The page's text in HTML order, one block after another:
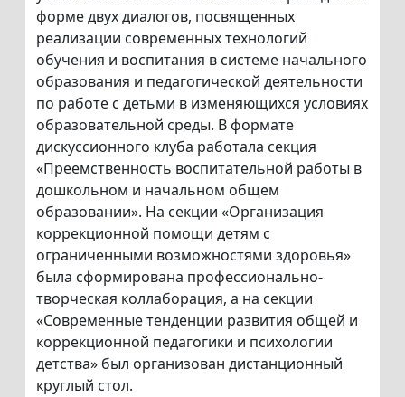
форме двух диалогов, посвященных
реализации современных технологий
обучения и воспитания в системе начального
образования и педагогической деятельности
по работе с детьми в изменяющихся условиях
образовательной среды. В формате
дискуссионного клуба работала секция
«Преемственность воспитательной работы в
дошкольном и начальном общем
образовании». На секции «Организация
коррекционной помощи детям с
ограниченными возможностями здоровья»
была сформирована профессионально-
творческая коллаборация, а на секции
«Современные тенденции развития общей и
коррекционной педагогики и психологии
детства» был организован дистанционный
круглый стол.